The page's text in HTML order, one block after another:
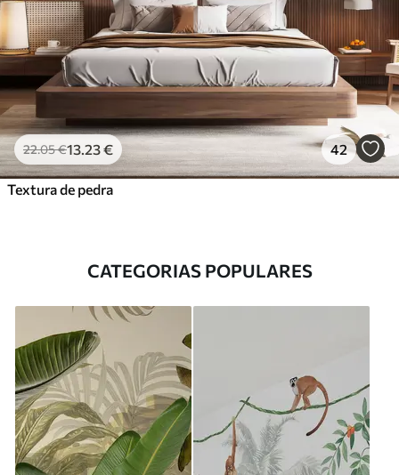
22.05€13 .23€ 42
Textura de pedra
CATEGORIAS POPULARES